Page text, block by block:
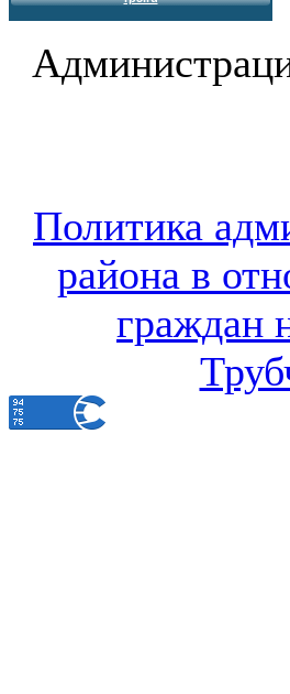
Политика
района в
граждан